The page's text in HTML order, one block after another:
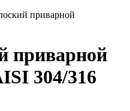
приварной
приварной
304/316